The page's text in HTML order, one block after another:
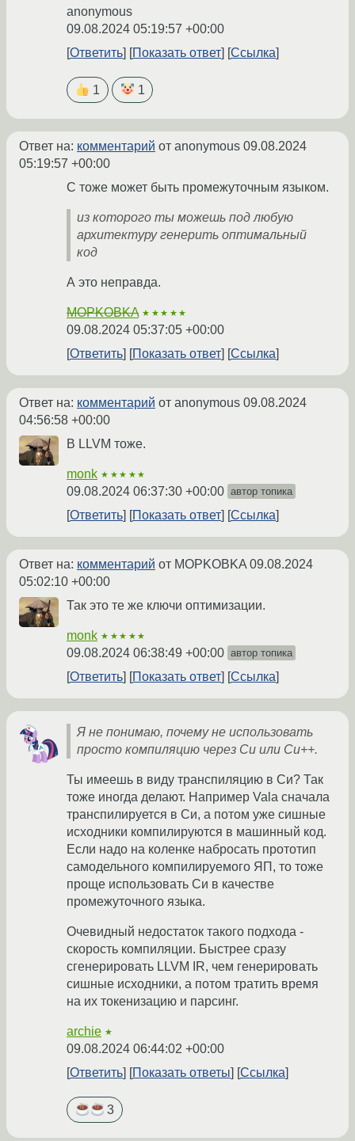
anonymous
09.08.2024 05:19:57 +00:00
Ответить
Показать ответ Ссылка
1 1
Ответ на: комментарий от anonymous 09.08.2024
05:19:57 +00:00
С тоже может быть промежуточным языком.
из которого ты можешь под любую
архитектуру генерить оптимальный
код
А это неправда.
MOPKOBKA ★★★★★
09.08.2024 05:37:05 +00:00
Ответить
Показать ответ Ссылка
Ответ на: комментарий от anonymous 09.08.2024
04:56:58 +00:00
В LLVM тоже.
monk ★★★★★
09.08.2024 06:37:30 +00:00 автор топика
Ответить Показать ответ Ссылка
Ответ на: комментарий от MOPKOBKA 09.08.2024
05:02:10 +00:00
Так это те же ключи оптимизации.
monk ★★★★★
09.08.2024 06:38:49 +00:00 автор топика
Ответить Показать ответ Ссылка
Я не понимаю, почему не использовать
просто компиляцию через Си или Си++.
Ты имеешь в виду транспиляцию в Си? Так
тоже иногда делают. Например Vala сначала
транспилируется в Си, а потом уже сишные
исходники компилируются в машинный код.
Если надо на коленке набросать прототип
самодельного компилируемого ЯП, то тоже
проще использовать Си в качестве
промежуточного языка.
Очевидный недостаток такого подхода -
скорость компиляции. Быстрее сразу
сгенерировать LLVM IR, чем генерировать
сишные исходники, а потом тратить время
на их токенизацию и парсинг.
archie ★
09.08.2024 06:44:02 +00:00
Ответить
Показать ответы Ссылка
3